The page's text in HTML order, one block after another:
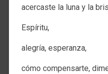
acercaste la luna y la
Espíritu,
alegría, esperanza,
cómo compensarte,